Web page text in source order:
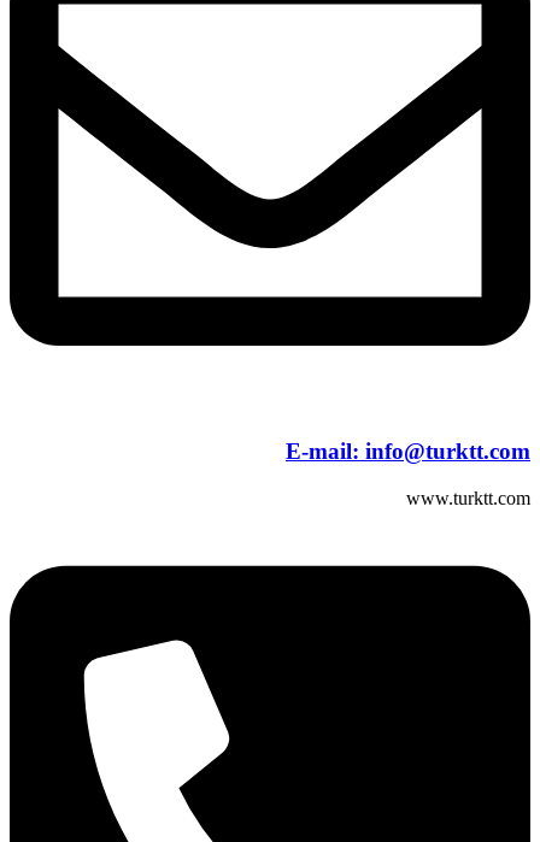
E-mail: info@turktt.com
www.turktt.com